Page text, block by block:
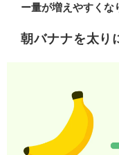
ー量が増えやすくな
朝バナナを太り